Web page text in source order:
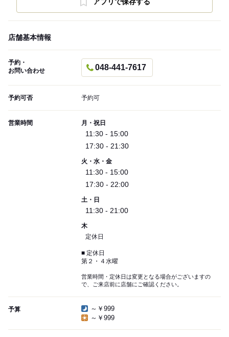
アプリで保存する
店舗基本情報
予約・
お問い合わせ
048-441-7617
予約可否 予約可
営業時間 月・祝日
11:30 - 15:00
17:30 - 21:30
火・水・金
11:30 - 15:00
17:30 - 22:00
土・日
11:30 - 21:00
木
定休日
■ 定休日
第２・４水曜
営業時間・定休日は変更となる場合がございますの
で、ご来店前に店舗にご確認ください。
予算
～￥999
～￥999